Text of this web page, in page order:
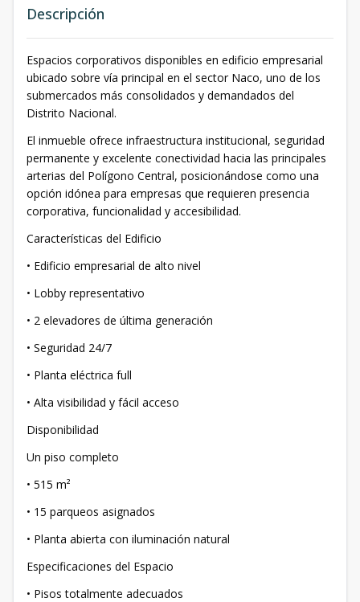
Descripción
Espacios corporativos disponibles en edificio empresarial
ubicado sobre vía principal en el sector Naco, uno de los
submercados más consolidados y demandados del
Distrito Nacional.
El inmueble ofrece infraestructura institucional, seguridad
permanente y excelente conectividad hacia las principales
arterias del Polígono Central, posicionándose como una
opción idónea para empresas que requieren presencia
corporativa, funcionalidad y accesibilidad.
Características del Edificio
• Edificio empresarial de alto nivel
• Lobby representativo
• 2 elevadores de última generación
• Seguridad 24/7
• Planta eléctrica full
• Alta visibilidad y fácil acceso
Disponibilidad
Un piso completo
• 515 m²
• 15 parqueos asignados
• Planta abierta con iluminación natural
Especificaciones del Espacio
• Pisos totalmente adecuados